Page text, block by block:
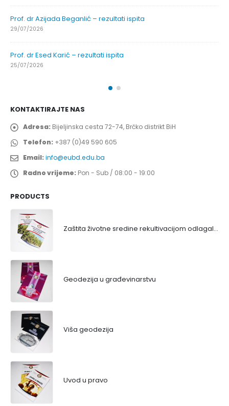
Prof. dr Azijada Beganlić – rezultati ispita
29/07/2026
Prof. dr Esed Karić – rezultati ispita
25/07/2026
KONTAKTIRAJTE NAS
Adresa: Bijeljinska cesta 72-74, Brčko distrikt BiH
Telefon: +387 (0)49 590 605
Email:info@eubd.edu.ba
Radno vrijeme: Pon - Sub / 08:00 - 19:00
PRODUCTS
Zaštita životne sredine rekultivacijom odlagališta
Geodezija u građevinarstvu
Viša geodezija
Uvod u pravo